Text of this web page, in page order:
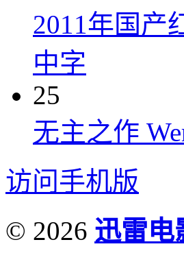
2011年国产
中字
25
无主之作
访问手机版
© 2026 迅雷电